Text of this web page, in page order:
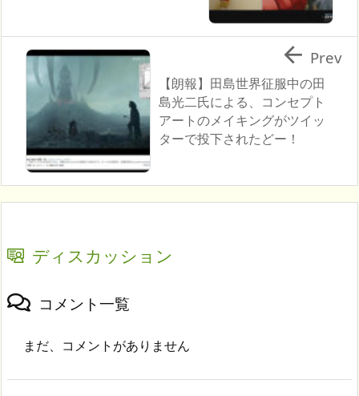
【朗報】田島世界征服中の田
島光二氏による、コンセプト
アートのメイキングがツイッ
ターで投下されたどー！
 Prev
ディスカッション
コメント一覧
まだ、コメントがありません